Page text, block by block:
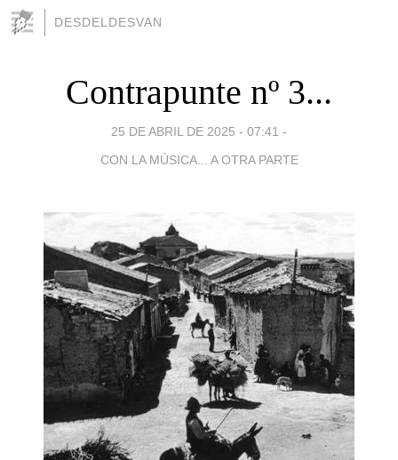
DESDELDESVAN
Contrapunte nº 3...
25 DE ABRIL DE 2025 - 07:41 -
CON LA MÚSICA... A OTRA PARTE